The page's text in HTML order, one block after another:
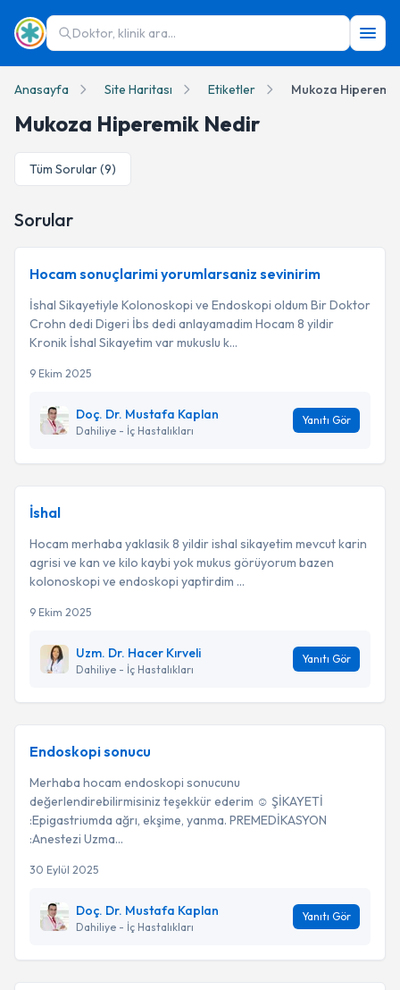
Doktor, klinik ara...
Anasayfa Site Haritası Etiketler Mukoza
Mukoza Hiperemik Nedir
Tüm Sorular (9)
Sorular
Hocam sonuçlarimi yorumlarsaniz sevinirim
İshal Sikayetiyle Kolonoskopi ve Endoskopi oldum Bir Doktor
Crohn dedi Digeri İbs dedi anlayamadim Hocam 8 yildir
Kronik İshal Sikayetim var mukuslu k...
9 Ekim 2025
Doç. Dr. Mustafa Kaplan
Dahiliye - İç Hastalıkları
Yanıtı Gör
İshal
Hocam merhaba yaklasik 8 yildir ishal sikayetim mevcut karin
agrisi ve kan ve kilo kaybi yok mukus görüyorum bazen
kolonoskopi ve endoskopi yaptirdim ...
9 Ekim 2025
Uzm. Dr. Hacer Kırveli
Dahiliye - İç Hastalıkları
Yanıtı Gör
Endoskopi sonucu
Merhaba hocam endoskopi sonucunu
değerlendirebilirmisiniz teşekkür ederim ☺️ ŞİKAYETİ
:Epigastriumda ağrı, ekşime, yanma. PREMEDİKASYON
:Anestezi Uzma...
30 Eylül 2025
Doç. Dr. Mustafa Kaplan
Dahiliye - İç Hastalıkları
Yanıtı Gör